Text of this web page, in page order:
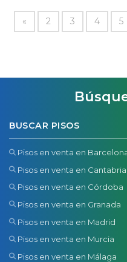
« 2 3 4 5
BUSCAR PISOS
Pisos en venta en
Pisos en venta en Cantabria
Pisos en venta en Córdoba
Pisos en venta en Granada
Pisos en venta en Madrid
Pisos en venta en Murcia
Pisos en venta en Málaga